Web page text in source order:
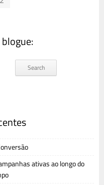
ativas ao longo do